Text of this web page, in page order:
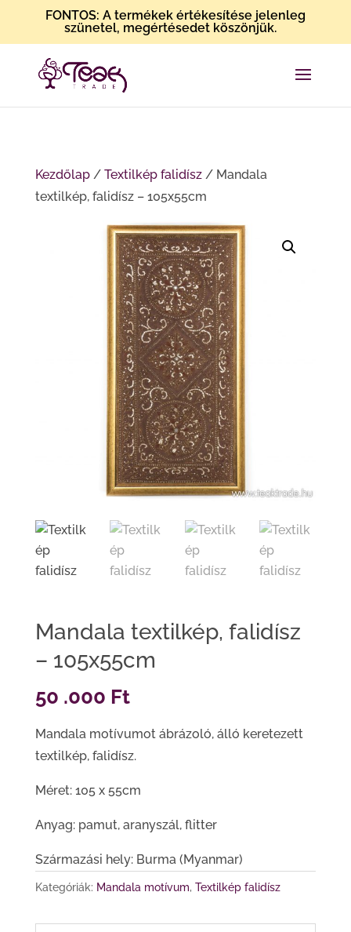
FONTOS: A termékek értékesítése jelenleg
szünetel, megértésedet köszönjük.
Kezdőlap/ Textilkép falidísz/ Mandala
textilkép, falidísz – 105x55cm
Mandala textilkép, falidísz
– 105x55cm
50 .000 Ft
Mandala motívumot ábrázoló, álló keretezett
textilkép, falidísz.
Méret: 105 x 55cm
Anyag: pamut, aranyszál, flitter
Származási hely: Burma (Myanmar)
Kategóriák: Mandala motívum, Textilkép falidísz